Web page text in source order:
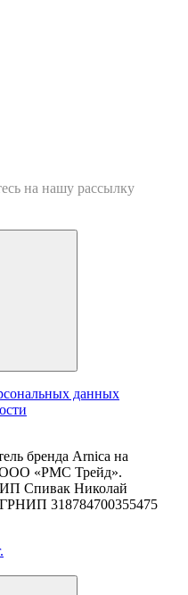
на нашу рассылку
данных
бренда Arnica на
«РМС Трейд».
ИП Спивак Николай
318784700355475